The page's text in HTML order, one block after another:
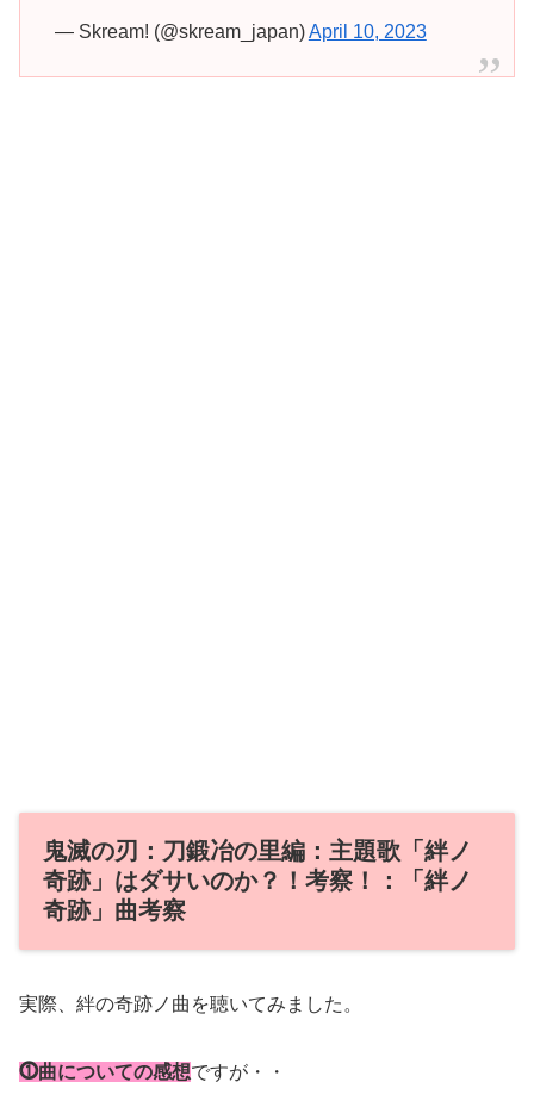
— Skream! (@skream_japan)April 10, 2023
鬼滅の刃：刀鍛冶の里編：主題歌「絆ノ
奇跡」はダサいのか？！考察！：「絆ノ
奇跡」曲考察
実際、絆の奇跡ノ曲を聴いてみました。
⓵曲についての感想ですが・・